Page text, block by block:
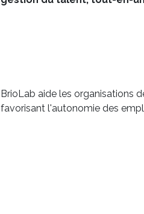
BrioLab aide les organisations
favorisant l'autonomie des